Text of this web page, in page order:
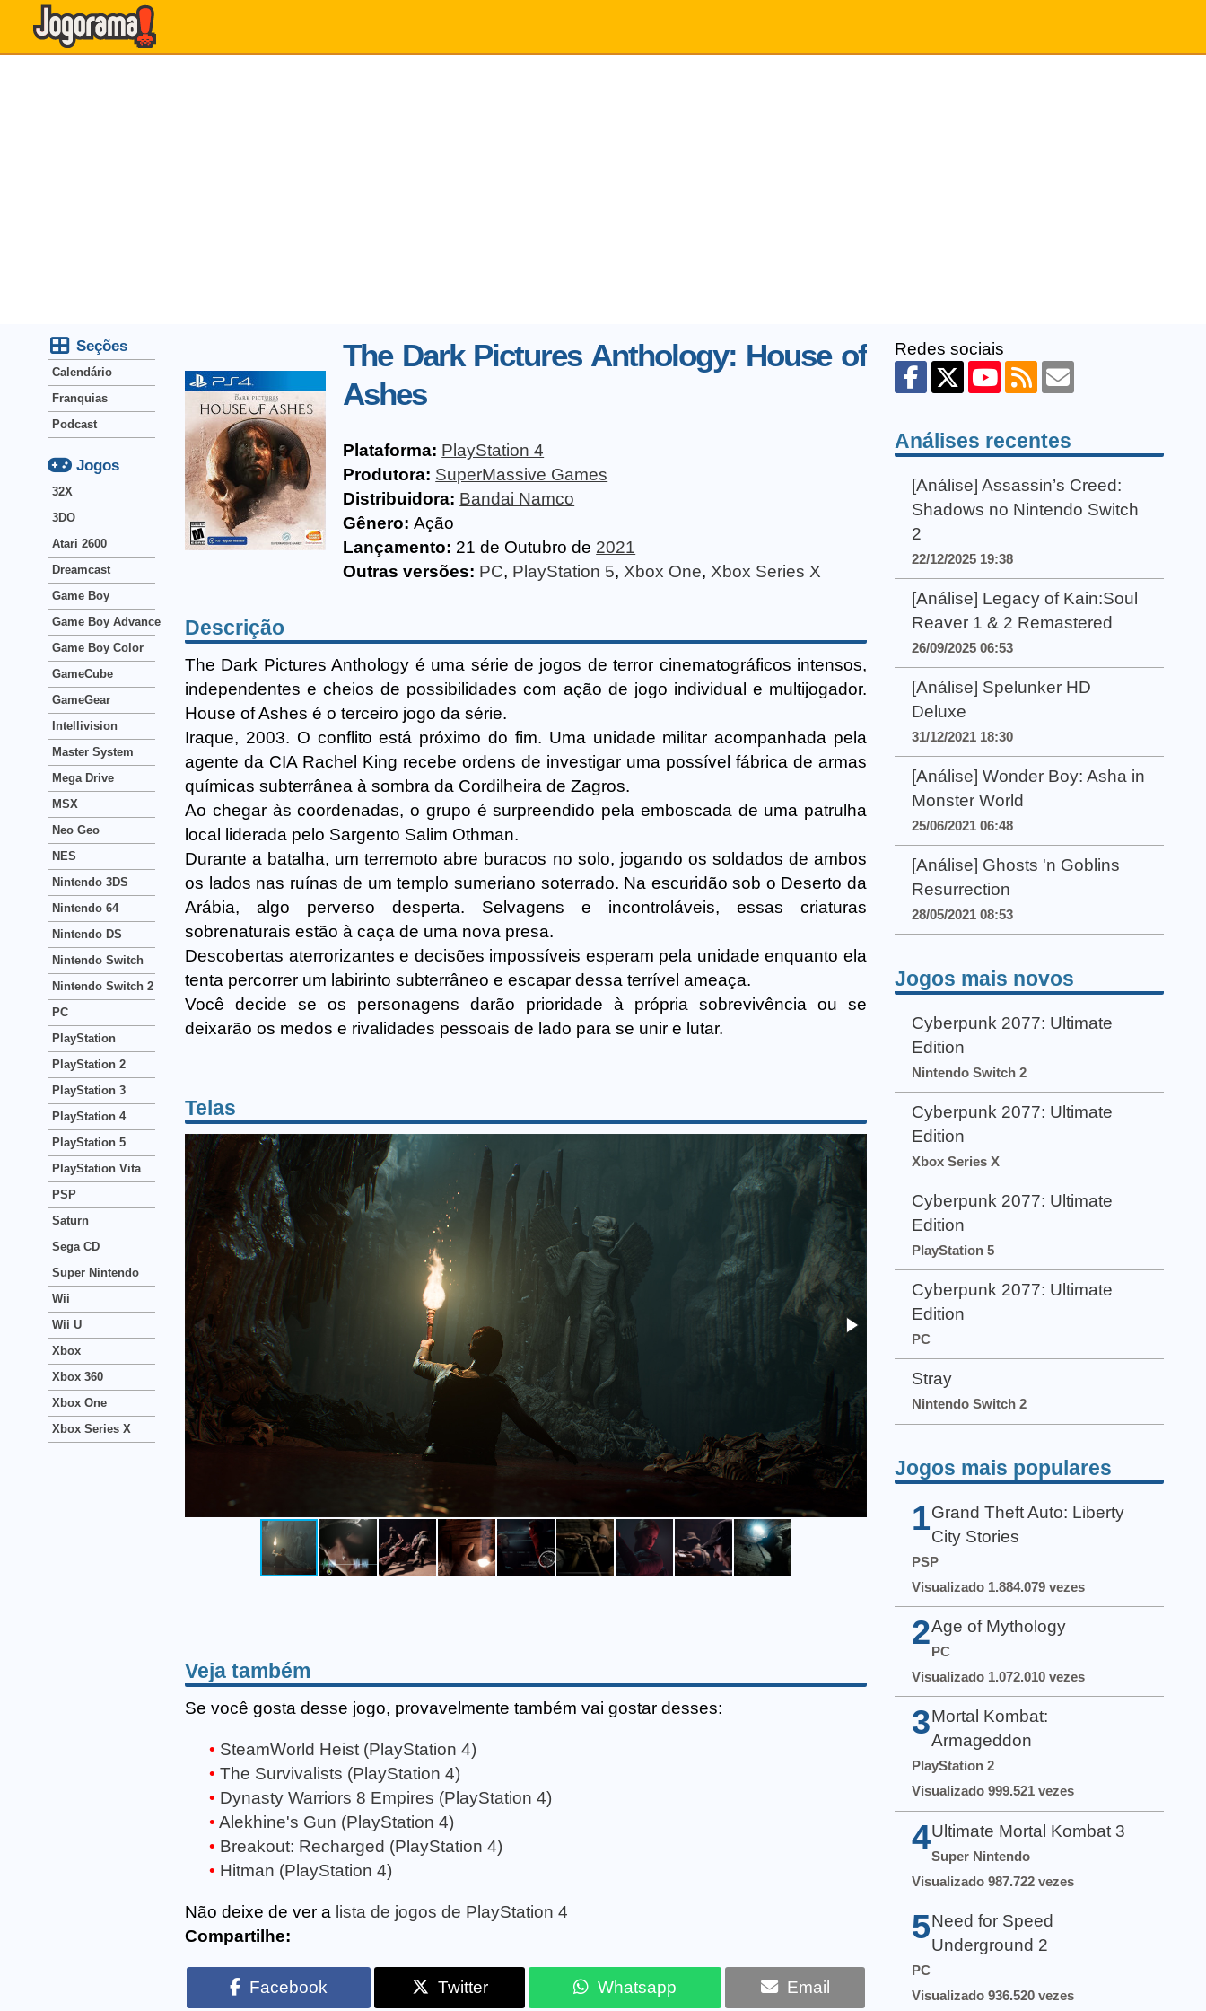
The Dark Pictures Anthology: House of
Ashes
Plataforma: PlayStation 4
Produtora: SuperMassive Games
Distribuidora: Bandai Namco
Gênero: Ação
Lançamento: 21 de Outubro de 2021
Outras versões: PC, PlayStation 5, Xbox One, Xbox Series X
Descrição
The Dark Pictures Anthology é uma série de jogos de terror cinematográficos intensos,
independentes e cheios de possibilidades com ação de jogo individual e multijogador.
House of Ashes é o terceiro jogo da série.
Iraque, 2003. O conflito está próximo do fim. Uma unidade militar acompanhada pela
agente da CIA Rachel King recebe ordens de investigar uma possível fábrica de armas
químicas subterrânea à sombra da Cordilheira de Zagros.
Ao chegar às coordenadas, o grupo é surpreendido pela emboscada de uma patrulha
local liderada pelo Sargento Salim Othman.
Durante a batalha, um terremoto abre buracos no solo, jogando os soldados de ambos
os lados nas ruínas de um templo sumeriano soterrado. Na escuridão sob o Deserto da
Arábia, algo perverso desperta. Selvagens e incontroláveis, essas criaturas
sobrenaturais estão à caça de uma nova presa.
Descobertas aterrorizantes e decisões impossíveis esperam pela unidade enquanto ela
tenta percorrer um labirinto subterrâneo e escapar dessa terrível ameaça.
Você decide se os personagens darão prioridade à própria sobrevivência ou se
deixarão os medos e rivalidades pessoais de lado para se unir e lutar.
Telas
Veja também
Se você gosta desse jogo, provavelmente também vai gostar desses:
SteamWorld Heist (PlayStation 4)
The Survivalists (PlayStation 4)
Dynasty Warriors 8 Empires (PlayStation 4)
Alekhine's Gun (PlayStation 4)
Breakout: Recharged (PlayStation 4)
Hitman (PlayStation 4)
Não deixe de ver a lista de jogos de PlayStation 4
Compartilhe:
Facebook Twitter Whatsapp Email
Seções
Calendário
Franquias
Podcast
Jogos
32X
3DO
Atari 2600
Dreamcast
Game Boy
Game Boy Advance
Game Boy Color
GameCube
GameGear
Intellivision
Master System
Mega Drive
MSX
Neo Geo
NES
Nintendo 3DS
Nintendo 64
Nintendo DS
Nintendo Switch
Nintendo Switch 2
PC
PlayStation
PlayStation 2
PlayStation 3
PlayStation 4
PlayStation 5
PlayStation Vita
PSP
Saturn
Sega CD
Super Nintendo
Wii
Wii U
Xbox
Xbox 360
Xbox One
Xbox Series X
Redes sociais
Análises recentes
[Análise] Assassin’s Creed:
Shadows no Nintendo Switch
2
22/12/2025 19:38
[Análise] Legacy of Kain:Soul
Reaver 1 & 2 Remastered
26/09/2025 06:53
[Análise] Spelunker HD
Deluxe
31/12/2021 18:30
[Análise] Wonder Boy: Asha in
Monster World
25/06/2021 06:48
[Análise] Ghosts 'n Goblins
Resurrection
28/05/2021 08:53
Jogos mais novos
Cyberpunk 2077: Ultimate
Edition
Nintendo Switch 2
Cyberpunk 2077: Ultimate
Edition
Xbox Series X
Cyberpunk 2077: Ultimate
Edition
PlayStation 5
Cyberpunk 2077: Ultimate
Edition
PC
Stray
Nintendo Switch 2
Jogos mais populares
1 Grand Theft Auto: Liberty
City Stories
PSP
Visualizado 1.884.079 vezes
2Age of Mythology
PC
Visualizado 1.072.010 vezes
3 Mortal Kombat:
Armageddon
PlayStation 2
Visualizado 999.521 vezes
4 Ultimate Mortal Kombat 3
Super Nintendo
Visualizado 987.722 vezes
5 Need for Speed
Underground 2
PC
Visualizado 936.520 vezes